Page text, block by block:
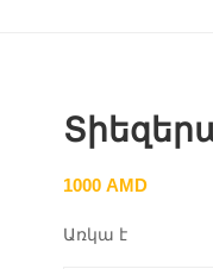
1000 AMD
Առկա է